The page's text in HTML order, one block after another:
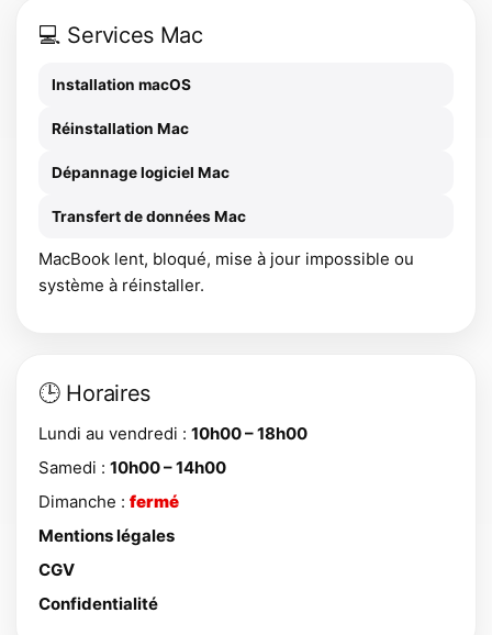
💻 Services Mac
Installation macOS
Réinstallation Mac
Dépannage logiciel Mac
Transfert de données Mac
MacBook lent, bloqué, mise à jour impossible ou
système à réinstaller.
🕒 Horaires
Lundi au vendredi : 10h00 – 18h00
Samedi : 10h00 – 14h00
Dimanche : fermé
Mentions légales
CGV
Confidentialité